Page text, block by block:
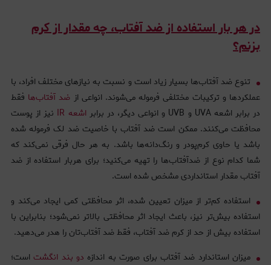
در هر بار استفاده از ضد آفتاب، چه مقدار از کرم
بزنم؟
تنوع ضد آفتاب‌ها بسیار زیاد است و نسبت به نیازهای مختلف افراد، با
عملکردها و ترکیبات مختلفی فرموله می‌شوند. انواعی از ضد آفتاب‌ها فقط
در برابر اشعه UVA و UVB و انواعی دیگر، در برابر
اشعه IR
نیز از پوست
محافظت می‌کنند. ممکن است ضد آفتاب‌ با خاصیت ضد لک فرموله شده
باشد یا حاوی کرم‌پودر و رنگ‌دانه‌ها باشد. به هر حال فرقی نمی‌کند که
شما کدام نوع از ضدآفتاب‌ها را تهیه می‌کنید؛ برای هربار استفاده از ضد
آفتاب مقدار استانداردی مشخص شده است.
استفاده کم‌تر از میزان تعیین شده، اثر محافظتی کمی ایجاد می‌کند و
استفاده بیش‌تر نیز، باعث ایجاد اثر محافظتی بالاتر نمی‌شود‌؛ بنابراین با
استفاده بیش از حد از کرم ضد آفتاب، فقط ضد آفتا‌ب‌تان را هدر می‌دهید.
میزان استاندارد ضد آفتاب برای صورت به اندازه دو بند انگشتاست؛